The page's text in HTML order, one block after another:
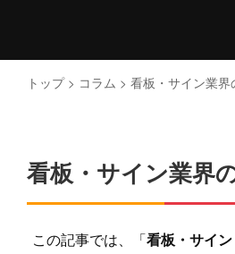
トップ> コラム > 看板・サイン業
看板・サイン業界
この記事では、「看板・サイ